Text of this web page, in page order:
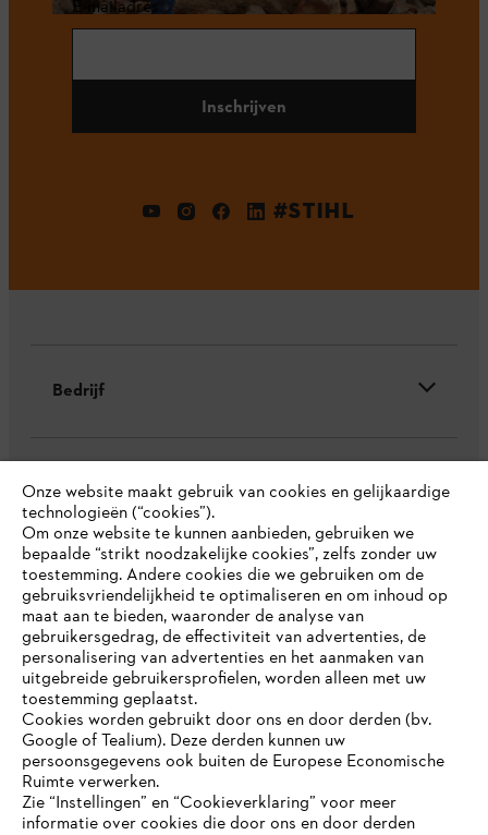
E-mailadres
Inschrijven
#STIHL
Bedrijf
STIHL FAQ
Contact
Gegevensbescherming
Cookie-informatie Juridische informatie
ANDREAS STIHL NV, Veurtstraat 117, 2870Puurs-Sint-Amands,
JE BROWSER WORDT NIET
Onze website maakt gebruik van cookies en gelijkaardige
technologieën (“cookies”).
Om onze website te kunnen aanbieden, gebruiken we
bepaalde “strikt noodzakelijke cookies”, zelfs zonder uw
toestemming. Andere cookies die we gebruiken om de
gebruiksvriendelijkheid te optimaliseren en om inhoud op
maat aan te bieden, waaronder de analyse van
gebruikersgedrag, de effectiviteit van advertenties, de
personalisering van advertenties en het aanmaken van
uitgebreide gebruikersprofielen, worden alleen met uw
toestemming geplaatst.
Cookies worden gebruikt door ons en door derden (bv.
Google of Tealium). Deze derden kunnen uw
persoonsgegevens ook buiten de Europese Economische
Ruimte verwerken.
Zie “Instellingen” en “Cookieverklaring” voor meer
informatie over cookies die door ons en door derden